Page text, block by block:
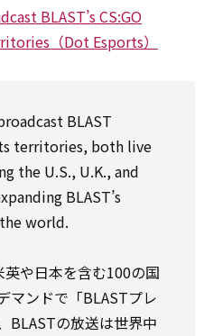
BLAST’s CS:GO
（Dot Esports）
BLAST
territories, both live
the U.S., U.K., and
BLAST’s
world.
や日本を含む100の国
マンドで「BLASTプレ
BLASTの放送は世界中